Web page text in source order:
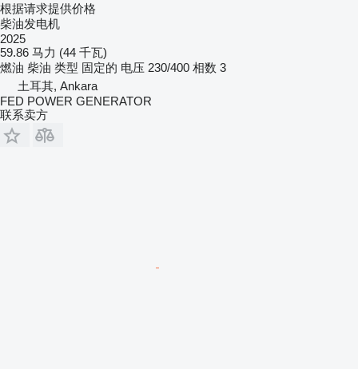
根据请求提供价格
柴油发电机
2025
59.86 马力 (44 千瓦)
燃油 柴油 类型 固定的 电压 230/400 相数 3
土耳其, Ankara
FED POWER GENERATOR
联系卖方